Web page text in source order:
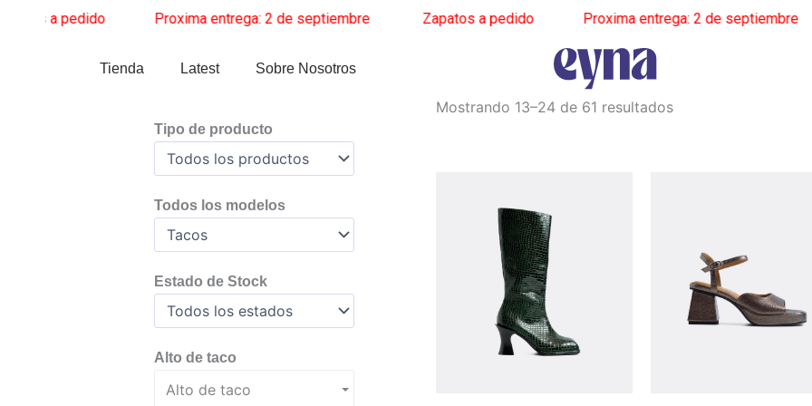
a pedido______ Proxima entrega: 2 de septiembre______ Zapatos a pedido______ Proxima entrega: 2 de septiembre______
Tienda Latest Sobre Nosotros
Tipo de producto
Todos los modelos
Estado de Stock
Alto de taco
Alto de taco
Mostrando 13–24 de 61 resultadosOrdenado